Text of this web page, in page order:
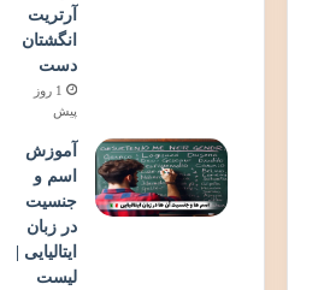
آرتریت
انگشتان
دست
1 روز
پیش
آموزش
اسم و
جنسیت
در زبان
ایتالیایی |
لیست